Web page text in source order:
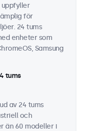
för
24 tums
enheter som
Samsung
tums
av 24 tums
och
än 60 modeller i